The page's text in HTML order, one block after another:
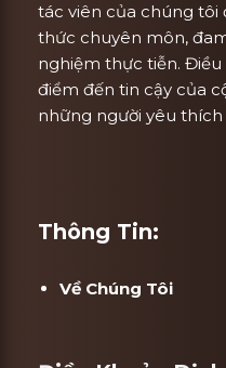
tác viên của chúng tôi
thức chuyên môn,
nghiệm thực tiễn. Điều
điểm đến tin cậy của
những người yêu
Thông Tin:
Về Chúng Tôi